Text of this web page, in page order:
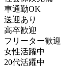
車通勤OK
送迎あり
高卒歓迎
フリーター歓迎
女性活躍中
20代活躍中